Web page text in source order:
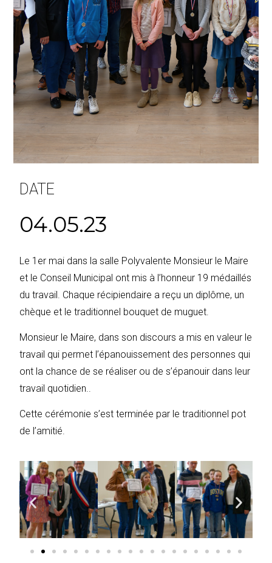
DATE
04.05.23
Le 1er mai dans la salle Polyvalente Monsieur le Maire
et le Conseil Municipal ont mis à l’honneur 19 médaillés
du travail. Chaque récipiendaire a reçu un diplôme, un
chèque et le traditionnel bouquet de muguet.
Monsieur le Maire, dans son discours a mis en valeur le
travail qui permet l’épanouissement des personnes qui
ont la chance de se réaliser ou de s’épanouir dans leur
travail quotidien..
Cette cérémonie s’est terminée par le traditionnel pot
de l’amitié.